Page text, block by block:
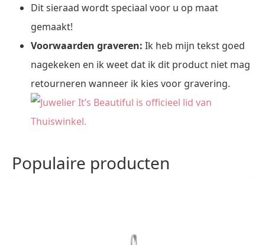
Dit sieraad wordt speciaal voor u op maat
gemaakt!
Voorwaarden graveren: Ik heb mijn tekst goed
nagekeken en ik weet dat ik dit product niet mag
retourneren wanneer ik kies voor gravering.
Populaire producten